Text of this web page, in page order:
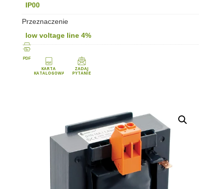
IP00
Przeznaczenie
low voltage line 4%
PDF
KARTA
KATALOGOWA
ZADAJ
PYTANIE